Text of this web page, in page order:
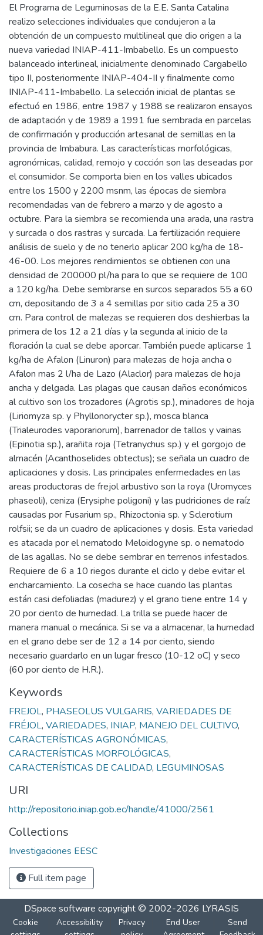
El Programa de Leguminosas de la E.E. Santa Catalina
realizo selecciones individuales que condujeron a la
obtención de un compuesto multilineal que dio origen a la
nueva variedad INIAP-411-Imbabello. Es un compuesto
balanceado interlineal, inicialmente denominado Cargabello
tipo II, posteriormente INIAP-404-II y finalmente como
INIAP-411-Imbabello. La selección inicial de plantas se
efectuó en 1986, entre 1987 y 1988 se realizaron ensayos
de adaptación y de 1989 a 1991 fue sembrada en parcelas
de confirmación y producción artesanal de semillas en la
provincia de Imbabura. Las características morfológicas,
agronómicas, calidad, remojo y cocción son las deseadas por
el consumidor. Se comporta bien en los valles ubicados
entre los 1500 y 2200 msnm, las épocas de siembra
recomendadas van de febrero a marzo y de agosto a
octubre. Para la siembra se recomienda una arada, una rastra
y surcada o dos rastras y surcada. La fertilización requiere
análisis de suelo y de no tenerlo aplicar 200 kg/ha de 18-
46-00. Los mejores rendimientos se obtienen con una
densidad de 200000 pl/ha para lo que se requiere de 100
a 120 kg/ha. Debe sembrarse en surcos separados 55 a 60
cm, depositando de 3 a 4 semillas por sitio cada 25 a 30
cm. Para control de malezas se requieren dos deshierbas la
primera de los 12 a 21 días y la segunda al inicio de la
floración la cual se debe aporcar. También puede aplicarse 1
kg/ha de Afalon (Linuron) para malezas de hoja ancha o
Afalon mas 2 l/ha de Lazo (Alaclor) para malezas de hoja
ancha y delgada. Las plagas que causan daños económicos
al cultivo son los trozadores (Agrotis sp.), minadores de hoja
(Liriomyza sp. y Phyllonorycter sp.), mosca blanca
(Trialeurodes vaporariorum), barrenador de tallos y vainas
(Epinotia sp.), arañita roja (Tetranychus sp.) y el gorgojo de
almacén (Acanthoselides obtectus); se señala un cuadro de
aplicaciones y dosis. Las principales enfermedades en las
areas productoras de frejol arbustivo son la roya (Uromyces
phaseoli), ceniza (Erysiphe poligoni) y las pudriciones de raíz
causadas por Fusarium sp., Rhizoctonia sp. y Sclerotium
rolfsii; se da un cuadro de aplicaciones y dosis. Esta variedad
es atacada por el nematodo Meloidogyne sp. o nematodo
de las agallas. No se debe sembrar en terrenos infestados.
Requiere de 6 a 10 riegos durante el ciclo y debe evitar el
encharcamiento. La cosecha se hace cuando las plantas
están casi defoliadas (madurez) y el grano tiene entre 14 y
20 por ciento de humedad. La trilla se puede hacer de
manera manual o mecánica. Si se va a almacenar, la humedad
en el grano debe ser de 12 a 14 por ciento, siendo
necesario guardarlo en un lugar fresco (10-12 oC) y seco
(60 por ciento de H.R.).
Keywords
FREJOL, PHASEOLUS VULGARIS, VARIEDADES DE
FRÉJOL, VARIEDADES, INIAP, MANEJO DEL CULTIVO,
CARACTERÍSTICAS AGRONÓMICAS,
CARACTERÍSTICAS MORFOLÓGICAS,
CARACTERÍSTICAS DE CALIDAD, LEGUMINOSAS
URI
http://repositorio.iniap.gob.ec/handle/41000/2561
Collections
Investigaciones EESC
Full item page
DSpace software copyright © 2002-2026 LYRASIS
Cookie
Accessibility
Privacy
End User
Send